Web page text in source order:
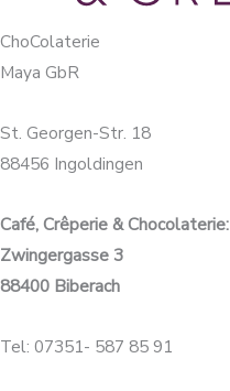
ChoColaterie
Maya GbR
St. Georgen-Str. 18
88456 Ingoldingen
Café, Crêperie & Chocolaterie:
Zwingergasse 3
88400 Biberach
Tel: 07351- 587 85 91